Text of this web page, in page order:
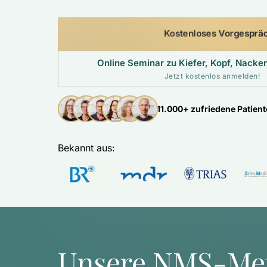
Kostenloses
Online Seminar zu Kiefer, Kopf,
Jetzt kostenlos anmelden!
11.000+ zufriedene
Bekannt aus: